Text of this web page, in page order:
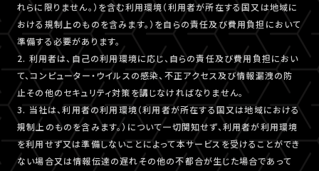
れらに限りません。）を含む利用環境（利用者が所在する国又は地域に
おける規制上のものを含みます。）を自らの責任及び費用負担において
準備する必要があります。
2. 利用者は、自己の利用環境に応じ、自らの責任及び費用負担におい
て、コンピューター・ウイルスの感染、不正アクセス及び情報漏洩の防
止その他のセキュリティ対策を講じなければなりません。
3. 当社は、利用者の利用環境（利用者が所在する国又は地域における
規制上のものを含みます。）について一切関知せず、利用者が利用環境
を利用せず又は準備しないことによって本サービスを受けることができ
ない場合又は情報伝達の遅れその他の不都合が生じた場合であって